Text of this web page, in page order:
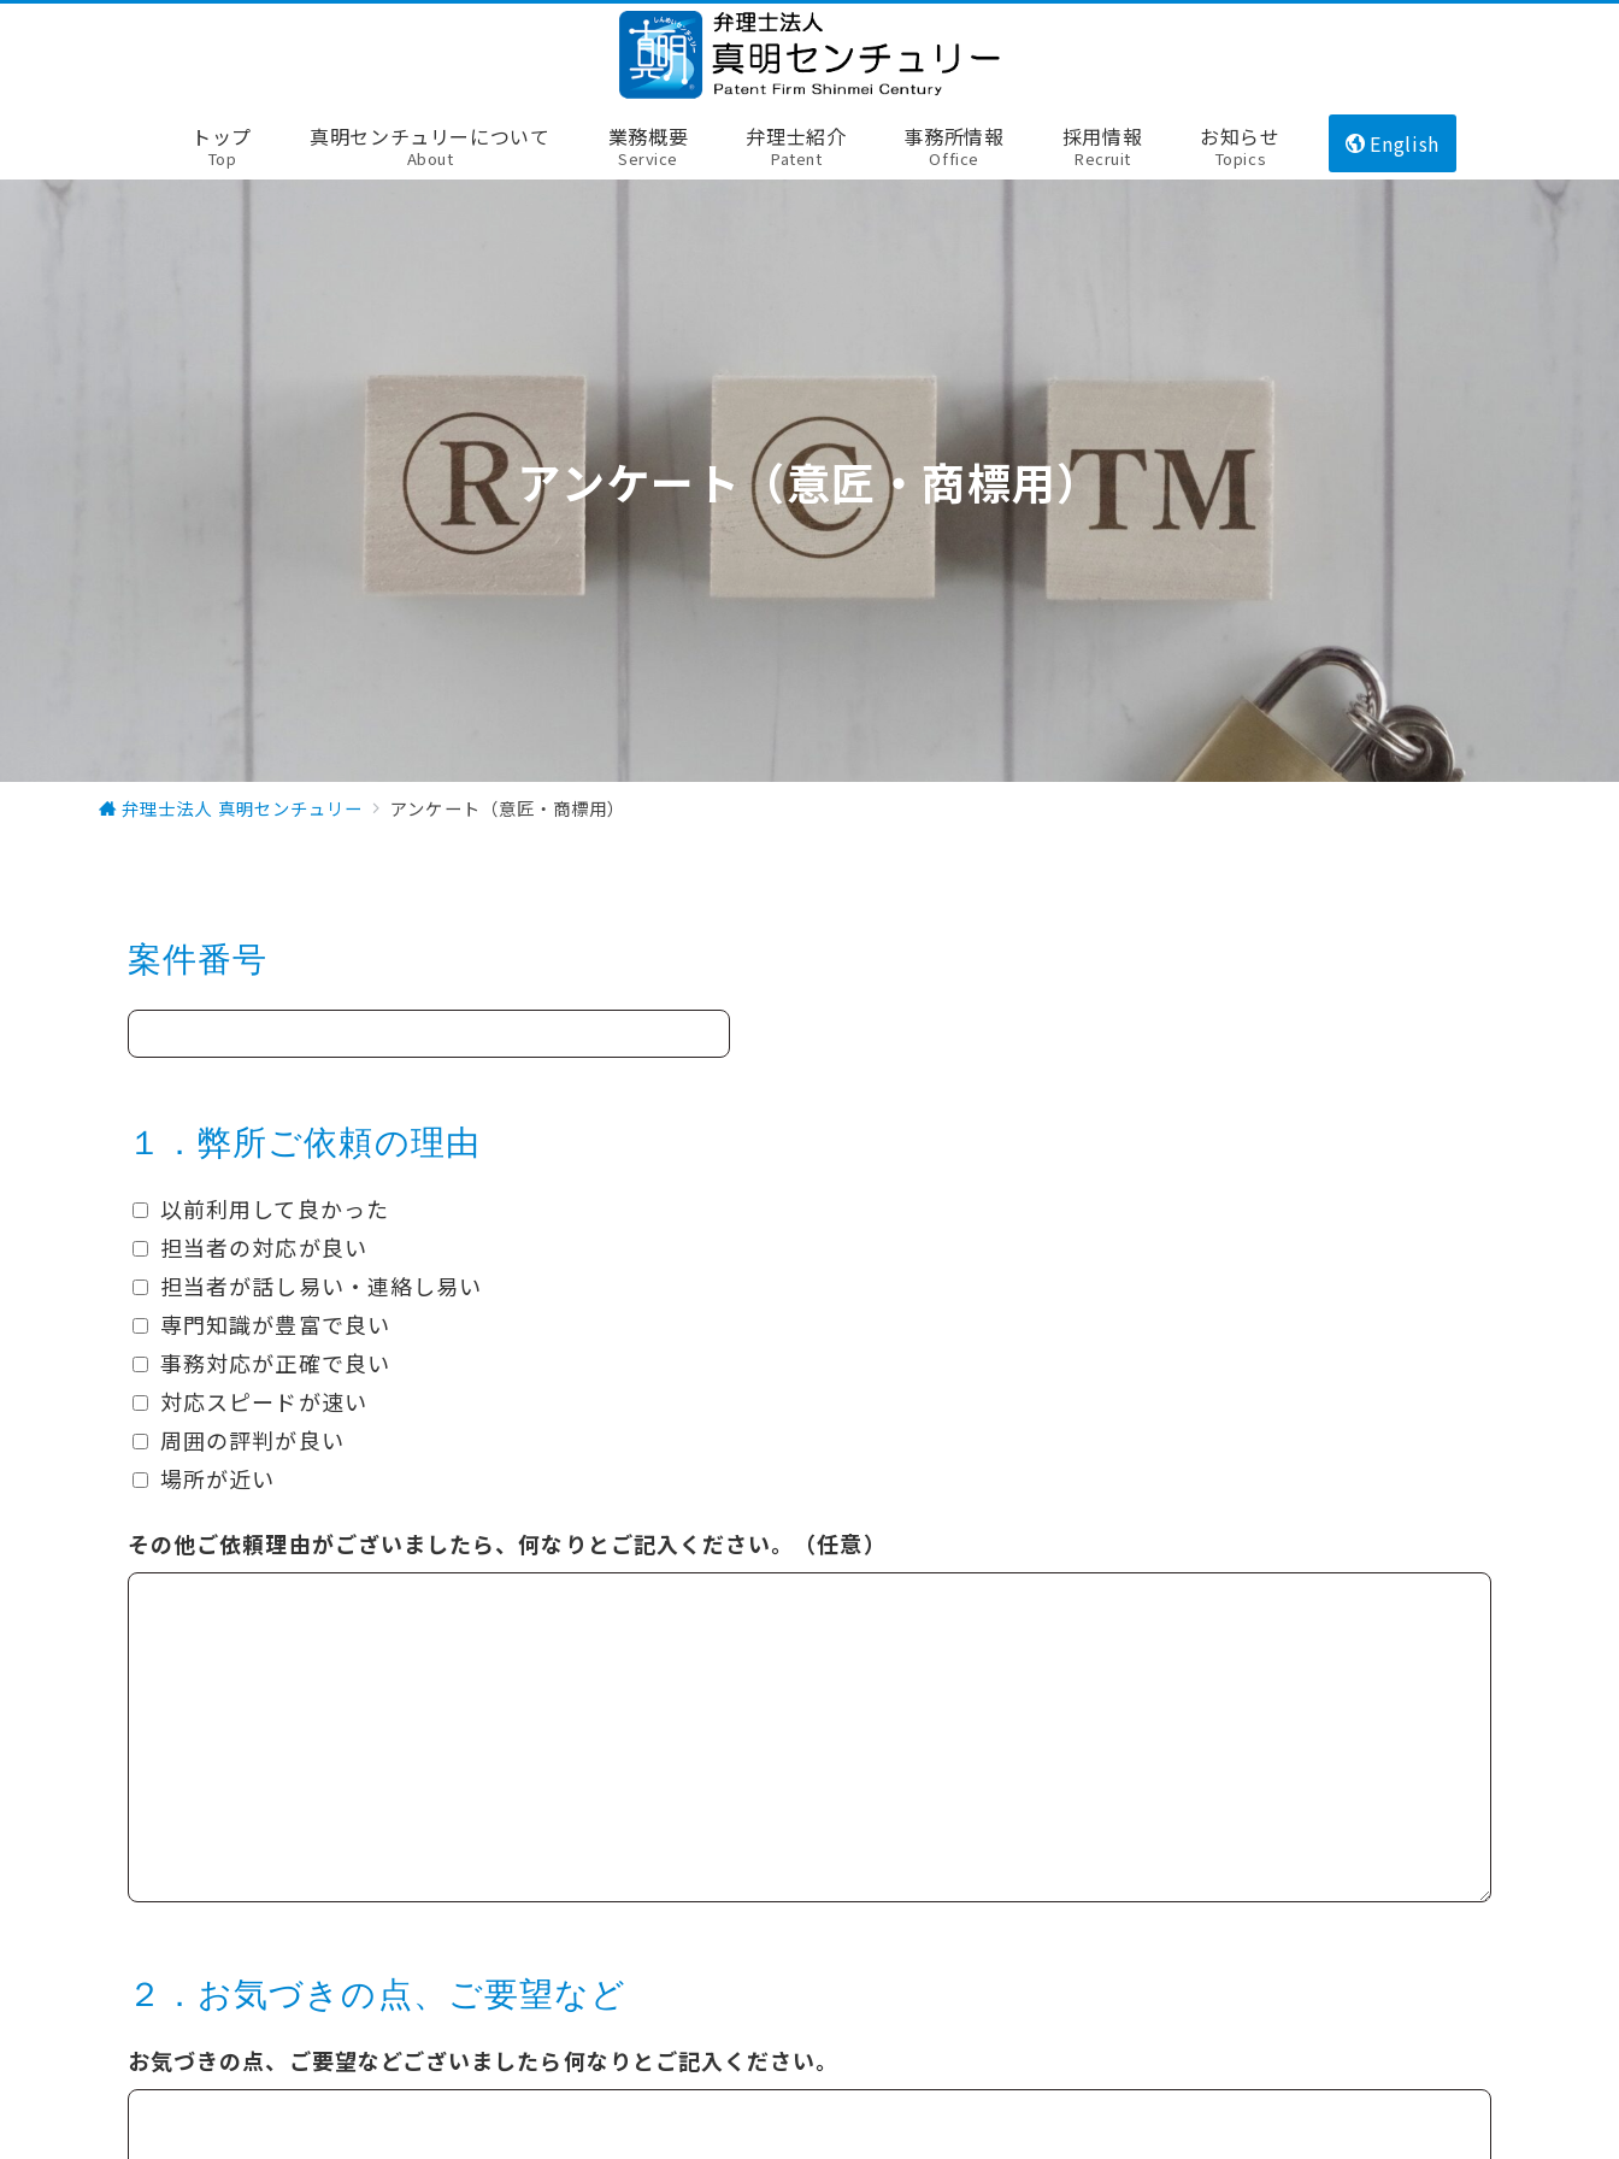
トップ
Top
真明センチュリーについて
About
業務概要
Service
弁理士紹介
Patent
事務所情報
Office
採用情報
Recruit
お知らせ
Topics English
アンケート（意匠・商標用）
弁理士法人 真明センチュリー アンケート（意匠・商標用）
案件番号
１．弊所ご依頼の理由
以前利用して良かった
担当者の対応が良い
担当者が話し易い・連絡し易い
専門知識が豊富で良い
事務対応が正確で良い
対応スピードが速い
周囲の評判が良い
場所が近い
その他ご依頼理由がございましたら、何なりとご記入ください。（任意）
２．お気づきの点、ご要望など
お気づきの点、ご要望などございましたら何なりとご記入ください。